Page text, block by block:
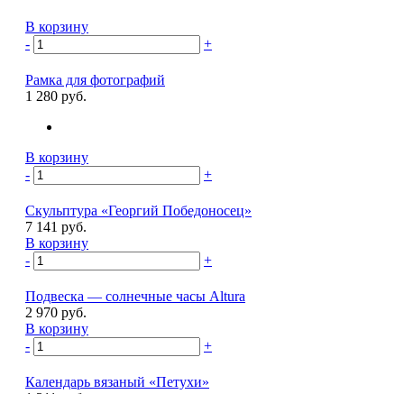
В корзину
-
+
Рамка для фотографий
1 280 руб.
В корзину
-
+
Скульптура «Георгий Победоносец»
7 141 руб.
В корзину
-
+
Подвеска — солнечные часы Altura
2 970 руб.
В корзину
-
+
Календарь вязаный «Петухи»